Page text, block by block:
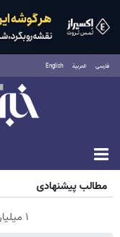
فارسی العربية English
جمعه ۱۶ مرداد ۱۴۰۵
مطالب پیشنهادی
۱ میلیارد اعتبار خرید طلا | بدون ضامن و چک